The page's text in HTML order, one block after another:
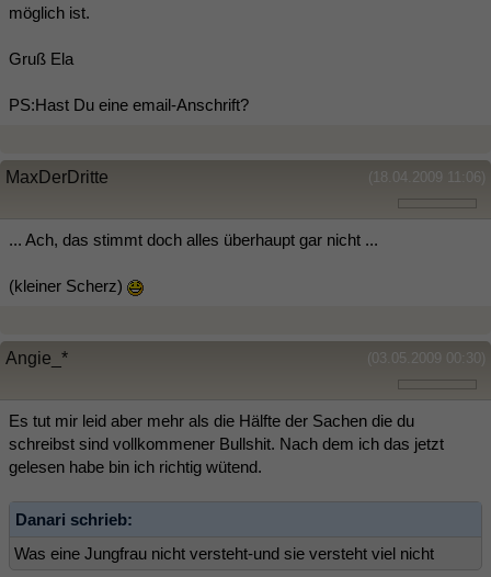
möglich ist.
Gruß Ela
PS:Hast Du eine email-Anschrift?
(18.04.2009 11:06)
MaxDerDritte
... Ach, das stimmt doch alles überhaupt gar nicht ...
(kleiner Scherz)
(03.05.2009 00:30)
Angie_*
Es tut mir leid aber mehr als die Hälfte der Sachen die du
schreibst sind vollkommener Bullshit. Nach dem ich das jetzt
gelesen habe bin ich richtig wütend.
Danari schrieb:
Was eine Jungfrau nicht versteht-und sie versteht viel nicht